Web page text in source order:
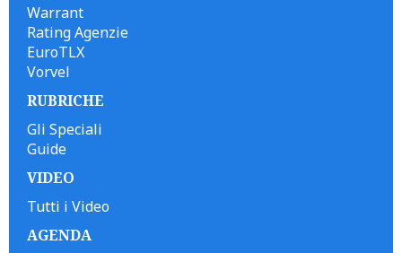
Warrant
Rating Agenzie
EuroTLX
Vorvel
RUBRICHE
Gli Speciali
Guide
VIDEO
Tutti i Video
AGENDA